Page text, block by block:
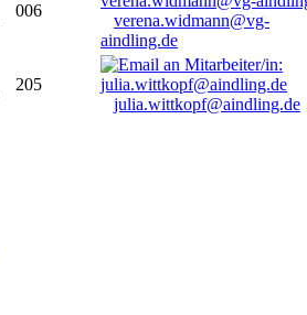
006
verena.widmann@vg-
aindling.de
205
julia.wittkopf@aindling.de